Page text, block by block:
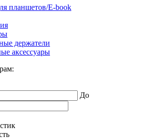
планшетов/E-book
держатели
аксессуары
До